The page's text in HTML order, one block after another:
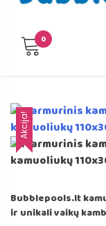
0
Akcija!
Bubblepools.lt
ir unikali vaikų